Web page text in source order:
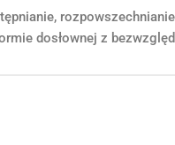
dosłownej z